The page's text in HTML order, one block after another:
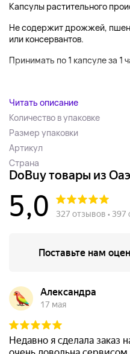
Капсулы растительного
Не содержит дрожжей,
или консервантов.
Принимать по 1 капсуле за 1
Читать описание
Количество в упаковке
Размер упаковки
Артикул
Страна